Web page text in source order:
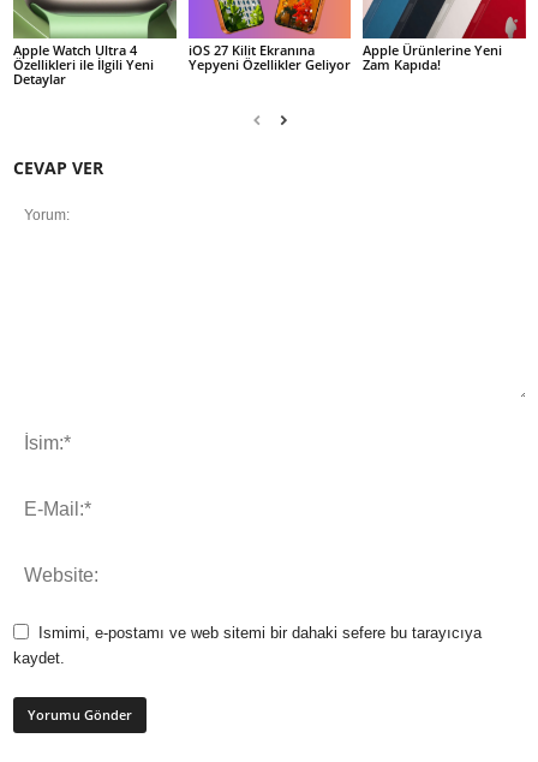
Apple Watch Ultra 4
Özellikleri ile İlgili Yeni
Detaylar
iOS 27 Kilit Ekranına
Yepyeni Özellikler Geliyor
Apple Ürünlerine Yeni
Zam Kapıda!
CEVAP VER
Ismimi, e-postamı ve web sitemi bir dahaki sefere bu tarayıcıya
kaydet.